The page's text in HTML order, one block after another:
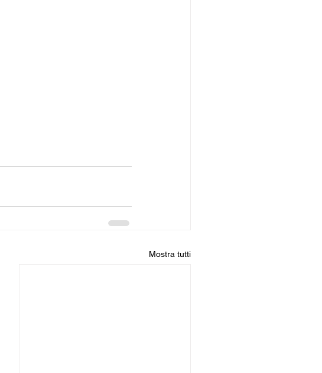
Mostra tutti